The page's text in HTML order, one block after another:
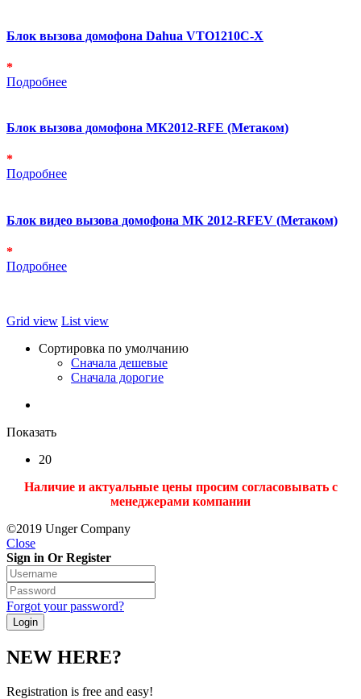
Блок вызова домофона Dahua VTO1210C-X
*
Подробнее
Блок вызова домофона МК2012-RFE (Метаком)
*
Подробнее
Блок видео вызова домофона МК 2012-RFEV (Метаком)
*
Подробнее
Grid view List view
Сортировка по умолчанию
Сначала дешевые
Сначала дорогие
Показать
20
Наличие и актуальные цены просим согласовывать с
менеджерами компании
©2019 Unger Company
Close
Sign in Or Register
Forgot your password?
NEW HERE?
Registration is free and easy!